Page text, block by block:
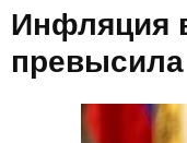
Инфляция
превысила